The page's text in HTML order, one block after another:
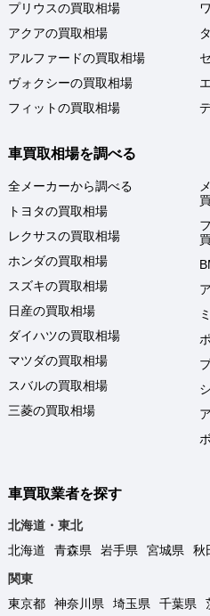
プリウスの買取相場
アクアの買取相場
アルファードの買取相場
ヴォクシーの買取相場
フィットの買取相場
車買取相場を調べる
全メーカーから調べる
トヨタの買取相場
レクサスの買取相場
ホンダの買取相場
スズキの買取相場
日産の買取相場
ダイハツの買取相場
マツダの買取相場
スバルの買取相場
三菱の買取相場
車買取業者を探す
北海道・東北
北海道
青森県 岩手県 宮城県 秋
関東
東京都
神奈川県 埼玉県 千葉県